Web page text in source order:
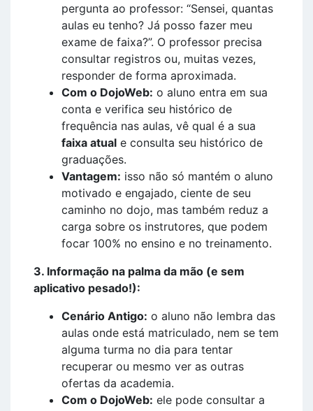
pergunta ao professor: “Sensei, quantas
aulas eu tenho? Já posso fazer meu
exame de faixa?”. O professor precisa
consultar registros ou, muitas vezes,
responder de forma aproximada.
Com o DojoWeb: o aluno entra em sua
conta e verifica seu histórico de
frequência nas aulas, vê qual é a sua
faixa atual e consulta seu histórico de
graduações.
Vantagem: isso não só mantém o aluno
motivado e engajado, ciente de seu
caminho no dojo, mas também reduz a
carga sobre os instrutores, que podem
focar 100% no ensino e no treinamento.
3. Informação na palma da mão (e sem
aplicativo pesado!):
Cenário Antigo: o aluno não lembra das
aulas onde está matriculado, nem se tem
alguma turma no dia para tentar
recuperar ou mesmo ver as outras
ofertas da academia.
Com o DojoWeb: ele pode consultar a